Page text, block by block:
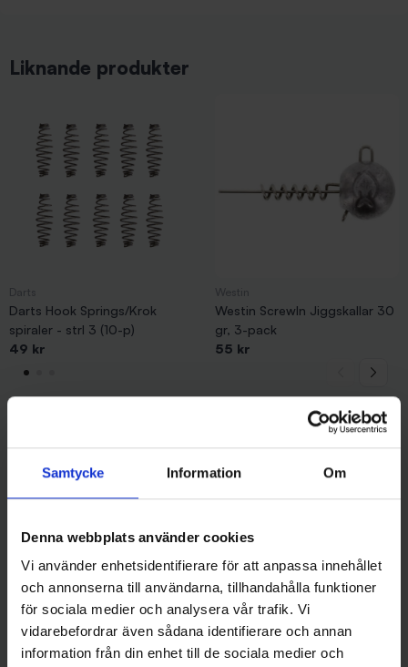
Samtycke Information Om
Denna webbplats använder cookies
Vi använder enhetsidentifierare för att anpassa innehållet
och annonserna till användarna, tillhandahålla funktioner
för sociala medier och analysera vår trafik. Vi
vidarebefordrar även sådana identifierare och annan
information från din enhet till de sociala medier och
Liknande produkter
Darts Hook Springs/Krok
spiraler - strl 3 (10-p)
49 kr
Westin ScrewIn Jiggskallar 30
gr, 3-pack
55 kr
Andra gillade även